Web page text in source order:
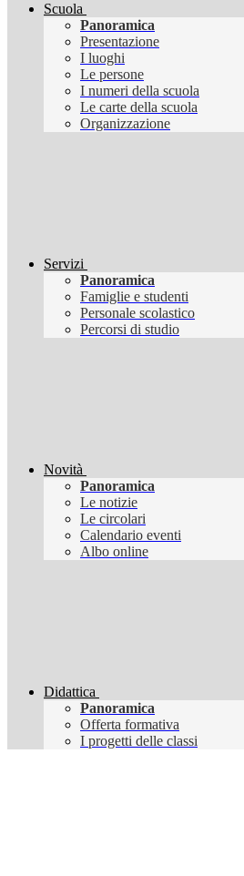
Scuola
Panoramica
Presentazione
I luoghi
Le persone
I numeri della scuola
Le carte della scuola
Organizzazione
Servizi
Panoramica
Famiglie e studenti
Personale scolastico
Percorsi di studio
Novità
Panoramica
Le notizie
Le circolari
Calendario eventi
Albo online
Didattica
Panoramica
Offerta formativa
I progetti delle classi